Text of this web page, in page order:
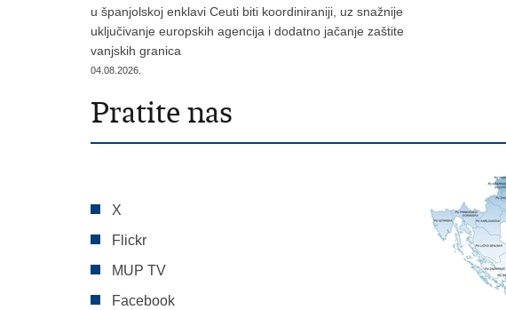
u španjolskoj enklavi Ceuti biti koordiniraniji, uz snažnije
uključivanje europskih agencija i dodatno jačanje zaštite
vanjskih granica
04.08.2026.
Pratite nas
X
Flickr
MUP TV
Facebook